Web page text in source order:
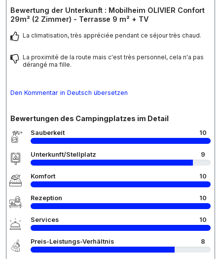
Bewertung der Unterkunft : Mobilheim OLIVIER Confort
29m² (2 Zimmer) - Terrasse 9 m² + TV
La climatisation, très appréciée pendant ce séjour très chaud.
La proximité de la route mais c'est très personnel, cela n'a pas
dérangé ma fille.
Den Kommentar in Deutsch übersetzen
Bewertungen des Campingplatzes im Detail
Sauberkeit 10
Unterkunft/Stellplatz 9
Komfort 10
Rezeption 10
Services 10
Preis-Leistungs-Verhältnis 8